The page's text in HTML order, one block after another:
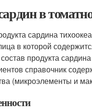
в
сардина
в которой
продукта
справочник
(микроэлементы и